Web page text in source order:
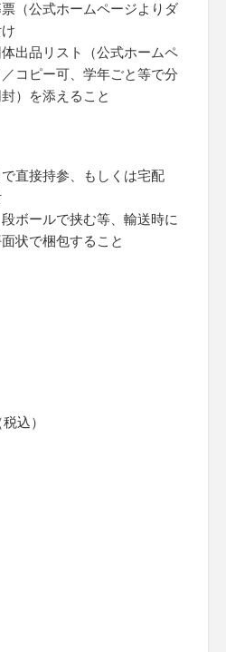
（公式ホームページよりダ
出品リスト（公式ホームペ
コピー可、学年ごと等で分
）を添えること
直接持参、もしくは宅配
ボールで挟む等、輸送時に
状で梱包すること
込）